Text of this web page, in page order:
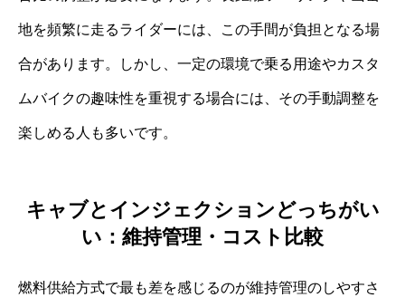
地を頻繁に走るライダーには、この手間が負担となる場
合があります。しかし、一定の環境で乗る用途やカスタ
ムバイクの趣味性を重視する場合には、その手動調整を
楽しめる人も多いです。
キャブとインジェクションどっちがい
い：維持管理・コスト比較
燃料供給方式で最も差を感じるのが維持管理のしやすさ